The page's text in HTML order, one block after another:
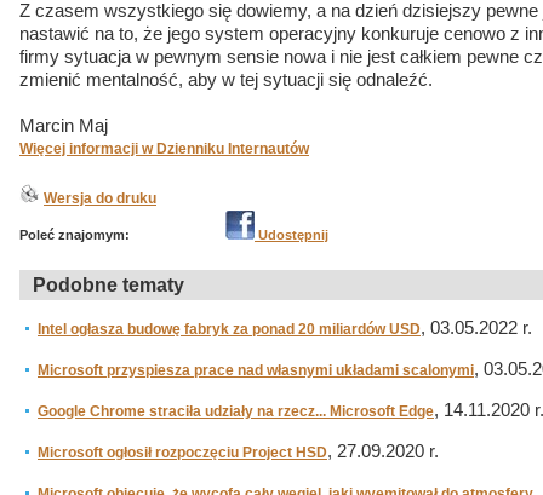
Z czasem wszystkiego się dowiemy, a na dzień dzisiejszy
nastawić na to, że jego system operacyjny konkuruje cenowo z
firmy sytuacja w pewnym sensie nowa i nie jest całkiem pewne
zmienić mentalność, aby w tej sytuacji się odnaleźć.
Marcin Maj
Więcej informacji w Dzienniku Internautów
Wersja do druku
Poleć znajomym: Udostępnij
Podobne tematy
Intel ogłasza budowę fabryk za ponad 20 miliardów USD, 03.05.2022 r.
Microsoft przyspiesza prace nad własnymi układami scalonymi,
Google Chrome straciła udziały na rzecz... Microsoft Edge, 14.11.2020 r.
Microsoft ogłosił rozpoczęciu Project HSD, 27.09.2020 r.